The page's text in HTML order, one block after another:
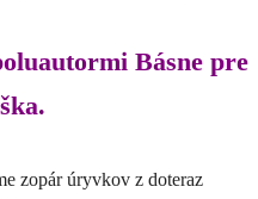
Básne pre
zopár úryvkov z doteraz